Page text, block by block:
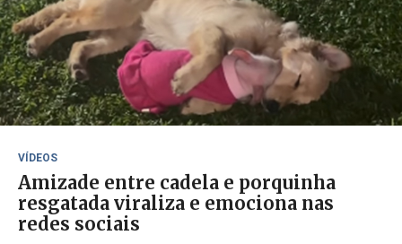
VÍDEOS
Amizade entre cadela e porquinha
resgatada viraliza e emociona nas
redes sociais